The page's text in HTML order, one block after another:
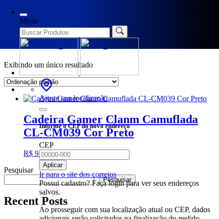
Menu
Ajuste sua localização
Informe o CEP do novo endereço
CEP
Aplicar
Ir para o site dos correios
Possui cadastro? Faça login para ver seus endereços
salvos.
Ao prosseguir com sua localização atual ou CEP, dados
camuflada”
cadeira gamer preta camuflada
Exibindo um único resultado
Cadeira Gamer Clanm Camuflada
CL-CM039 Cor Preto
R$ 979,00Adicionar ao carrinho
Pesquisar
Pesquisar
Recent Posts